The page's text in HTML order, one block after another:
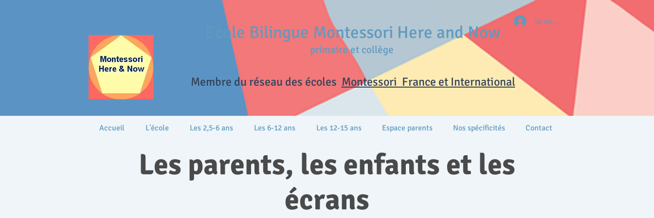
Se connecter
Ecole Bilingue Montessori Here and Now
primaire et collège
Membre du réseau des écoles Montessori France et International
Les parents, les enfants et les
écrans
Accueil L'école Les 2,5-6 ans Les 6-12 ans Les 12-15 ans Espace parents Nos spécificités Contact